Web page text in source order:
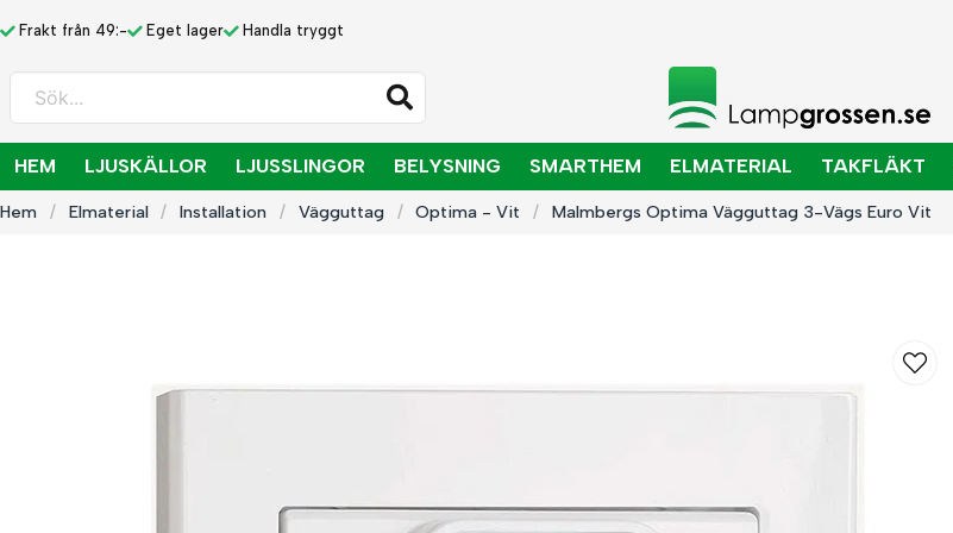
Frakt från 49:- Eget lager Handla tryggt
Sök...
HEM LJUSKÄLLOR LJUSSLINGOR BELYSNING SMARTHEM ELMATERIAL TAKFLÄKT
Hem Elmaterial Installation Vägguttag Optima - Vit Malmbergs Optima Vägguttag 3-Vägs Euro Vit